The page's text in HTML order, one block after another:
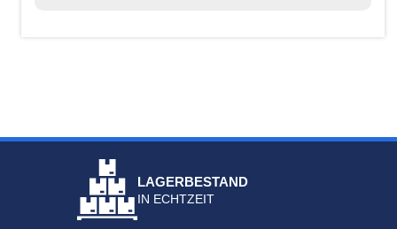
LAGERBESTAND
IN ECHTZEIT